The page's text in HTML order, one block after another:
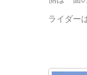
ライダー